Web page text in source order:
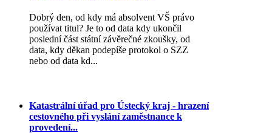
Dobrý den, od kdy má absolvent VŠ právo
používat titul? Je to od data kdy ukončil
poslední část státní závěrečné zkoušky, od
data, kdy děkan podepíše protokol o SZZ
nebo od data kd...
Katastrální úřad pro Ústecký kraj - hrazení
cestovného při vyslání zaměstnance k
provedení...